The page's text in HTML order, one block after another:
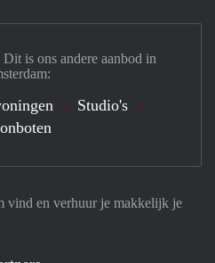
vind en verhuur je makkelijk je
is ons andere aanbod in
Studio's